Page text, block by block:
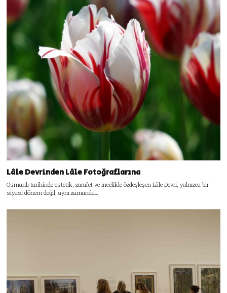
Lâle Devrinden Lâle Fotoğraflarına
Osmanlı tarihinde estetik, zarafet ve incelikle özdeşleşen Lâle Devri, yalnızca bir
siyasi dönem değil; aynı zamanda…